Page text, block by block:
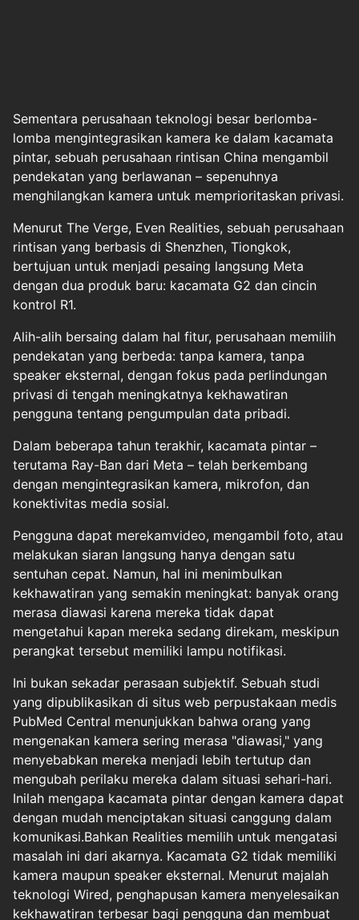
Sementara perusahaan teknologi besar berlomba-
lomba mengintegrasikan kamera ke dalam kacamata
pintar, sebuah perusahaan rintisan China mengambil
pendekatan yang berlawanan – sepenuhnya
menghilangkan kamera untuk memprioritaskan privasi.
Menurut The Verge, Even Realities, sebuah perusahaan
rintisan yang berbasis di Shenzhen, Tiongkok,
bertujuan untuk menjadi pesaing langsung Meta
dengan dua produk baru: kacamata G2 dan cincin
kontrol R1.
Alih-alih bersaing dalam hal fitur, perusahaan memilih
pendekatan yang berbeda: tanpa kamera, tanpa
speaker eksternal, dengan fokus pada perlindungan
privasi di tengah meningkatnya kekhawatiran
pengguna tentang pengumpulan data pribadi.
Dalam beberapa tahun terakhir, kacamata pintar –
terutama Ray-Ban dari Meta – telah berkembang
dengan mengintegrasikan kamera, mikrofon, dan
konektivitas media sosial.
Pengguna dapat merekamvideo, mengambil foto, atau
melakukan siaran langsung hanya dengan satu
sentuhan cepat. Namun, hal ini menimbulkan
kekhawatiran yang semakin meningkat: banyak orang
merasa diawasi karena mereka tidak dapat
mengetahui kapan mereka sedang direkam, meskipun
perangkat tersebut memiliki lampu notifikasi.
Ini bukan sekadar perasaan subjektif. Sebuah studi
yang dipublikasikan di situs web perpustakaan medis
PubMed Central menunjukkan bahwa orang yang
mengenakan kamera sering merasa "diawasi," yang
menyebabkan mereka menjadi lebih tertutup dan
mengubah perilaku mereka dalam situasi sehari-hari.
Inilah mengapa kacamata pintar dengan kamera dapat
dengan mudah menciptakan situasi canggung dalam
komunikasi.Bahkan Realities memilih untuk mengatasi
masalah ini dari akarnya. Kacamata G2 tidak memiliki
kamera maupun speaker eksternal. Menurut majalah
teknologi Wired, penghapusan kamera menyelesaikan
kekhawatiran terbesar bagi pengguna dan membuat